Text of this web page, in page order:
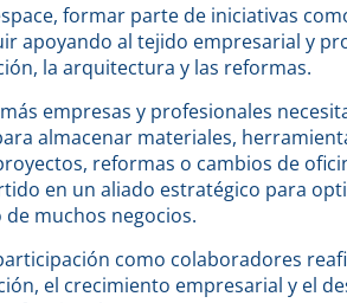
formar parte de iniciativas
apoyando al tejido empresarial y
la arquitectura y las reformas.
empresas y profesionales
almacenar materiales,
reformas o cambios de
en un aliado estratégico para
muchos negocios.
como colaboradores
el crecimiento empresarial y el